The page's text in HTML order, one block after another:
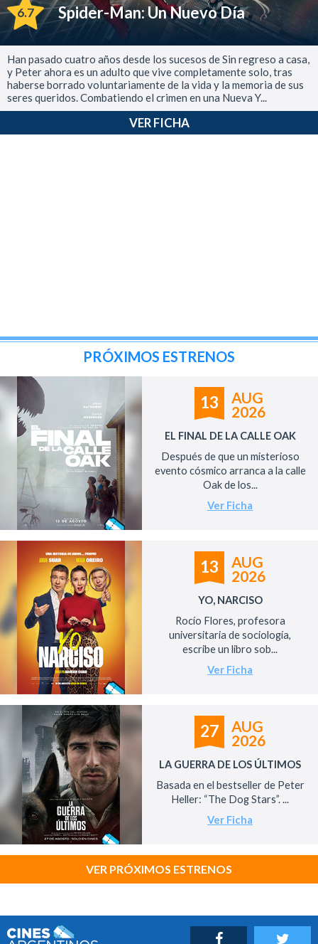
6.7 Spider-Man: Un Nuevo Día
Han pasado cuatro años desde los sucesos de Sin regreso a casa,
y Peter ahora es un adulto que vive completamente solo, tras
haberse borrado voluntariamente de la vida y la memoria de sus
seres queridos. Combatiendo el crimen en una Nueva Y...
VER FICHA
PRÓXIMOS ESTRENOS
13
AUG
2026
EL FINAL DE LA CALLE OAK
Después de que un misterioso
evento cósmico arranca a la calle
Oak de los...
Ver Ficha
13
AUG
2026
YO, NARCISO
Rocío Flores, profesora
universitaria de sociología,
escribe un libro sob...
Ver Ficha
27
AUG
2026
LA GUERRA DE LOS ÚLTIMOS
Basada en el bestseller de Peter
Heller: “The Dog Stars”. ...
Ver Ficha
VER PRÓXIMOS ESTRENOS